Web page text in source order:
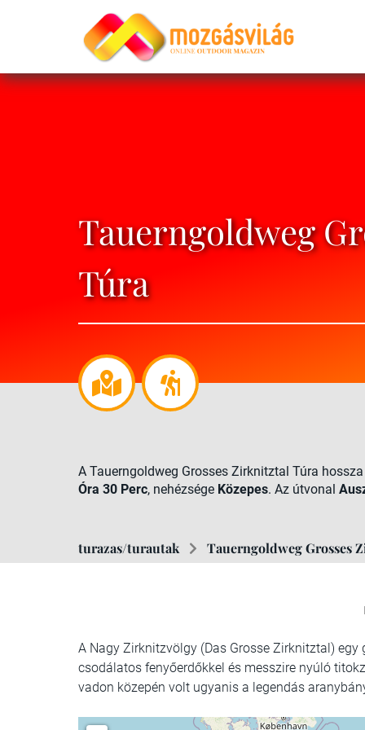
Tauerngoldweg
Túra
A Tauerngoldweg Grosses Zirknitztal Túra
Óra 30 Perc, nehézsége Közepes. Az útvonal
turazas/turautak Tauerngoldweg Grosses
A Nagy Zirknitzvölgy (Das Grosse Zirknitztal)
csodálatos fenyőerdőkkel és messzire nyúló
vadon közepén volt ugyanis a legendás